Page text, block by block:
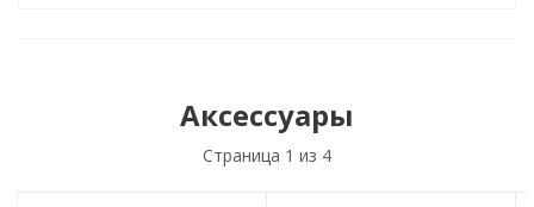
Аксессуары
Страница 1 из 4